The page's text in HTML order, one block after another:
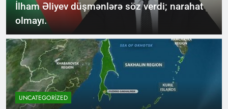
İlham Əliyev düşmənlərə söz verdi; narahat
olmayı.
UNCATEGORIZED